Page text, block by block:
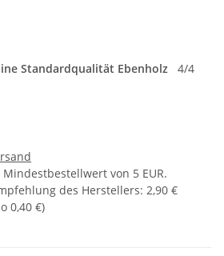
Standardqualität Ebenholz
4/4
von 5 EUR.
des Herstellers: 2,90 €
0,40 €)